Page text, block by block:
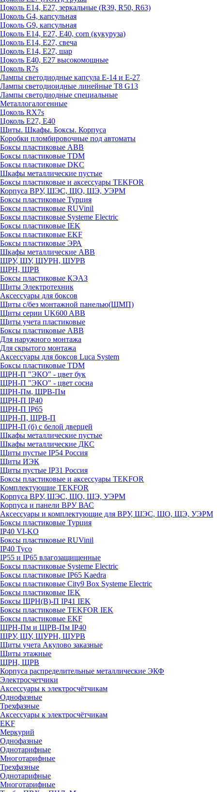
Цоколь Е14, Е27, зеркальные (R39, R50, R63)
Цоколь G4, капсульная
Цоколь G9, капсульная
Цоколь Е14, Е27, Е40, corn (кукуруза)
Цоколь Е14, Е27, свеча
Цоколь Е14, Е27, шар
Цоколь Е40, Е27 высокомощные
Цоколь R7s
Лампы светодиодные капсула Е-14 и Е-27
Лампы светодиоидные линейные T8 G13
Лампы светодиодные специальные
Металлогалогенные
Цоколь RX7s
Цоколь Е27, E40
Щиты. Шкафы. Боксы. Корпуса
Коробки пломбировочные под автоматы
Боксы пластиковые ABB
Боксы пластиковые TDM
Боксы пластиковые DKC
Шкафы металлические пустые
Боксы пластиковые и аксессуары TEKFOR
Корпуса ВРУ, ШЭС, ЩО, ЩЭ, УЭРМ
Боксы пластиковые Турция
Боксы пластиковые RUVinil
Боксы пластиковые Systeme Electric
Боксы пластиковые IEK
Боксы пластиковые EKF
Боксы пластиковые ЭРА
Шкафы металлические ABB
ЩРУ, ЩУ, ЩУРН, ЩУРВ
ЩРН, ЩРВ
Боксы пластиковые КЭАЗ
Щиты Электротехник
Аксессуары для боксов
Щиты с/без монтажной панелью(ЩМП)
Щиты серии UK600 ABB
Щиты учета пластиковые
Боксы пластиковые ABB
Для наружного монтажа
Для скрытого монтажа
Аксессуары для боксов Luca System
Боксы пластиковые TDM
ЩРН-П "ЭКО" - цвет бук
ЩРН-П "ЭКО" - цвет сосна
ЩРН-Пм, ЩРВ-Пм
ЩРН-П IP40
ЩРН-П IP65
ЩРН-П, ЩРВ-П
ЩРН-П (б) с белой дверцей
Шкафы металлические пустые
Шкафы металлические ДКС
Щиты пустые IP54 Россия
Щиты ИЭК
Щиты пустые IP31 Россия
Боксы пластиковые и аксессуары TEKFOR
Комплектующие TEKFOR
Корпуса ВРУ, ШЭС, ЩО, ЩЭ, УЭРМ
Корпуса и панели ВРУ ВАС
Аксессуары и комплектующие для ВРУ, ШЭС, ЩО, ЩЭ, УЭРМ
Боксы пластиковые Турция
IP40 VI-KO
Боксы пластиковые RUVinil
IP40 Тусо
IP55 и IP65 влагозащищенные
Боксы пластиковые Systeme Electric
Боксы пластиковые IP65 Kaedra
Боксы пластиковые City9 Box Systeme Electric
Боксы пластиковые IEK
Боксы ЩРН(В)-П IP41 IEK
Боксы пластиковые TEKFOR IEK
Боксы пластиковые EKF
ЩРН-Пм и ЩРВ-Пм IP40
ЩРУ, ЩУ, ЩУРН, ЩУРВ
Щиты учета Акулово заказные
Щиты этажные
ЩРН, ЩРВ
Корпуса распределительные металлические ЭКФ
Электросчетчики
Аксессуары к электросчётчикам
Однофазные
Трехфазные
Аксессуары к электросчётчикам
EKF
Меркурий
Однофазные
Однотарифные
Многотарифные
Трехфазные
Однотарифные
Многотарифные